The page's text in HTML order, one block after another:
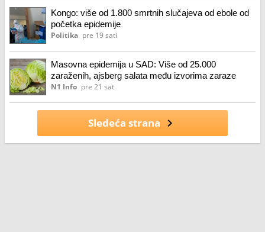
Kongo: više od 1.800 smrtnih slučajeva od ebole od
početka epidemije
Politika pre 19 sati
Masovna epidemija u SAD: Više od 25.000
zaraženih, ajsberg salata među izvorima zaraze
N1 Info pre 21 sat
Sledeća strana